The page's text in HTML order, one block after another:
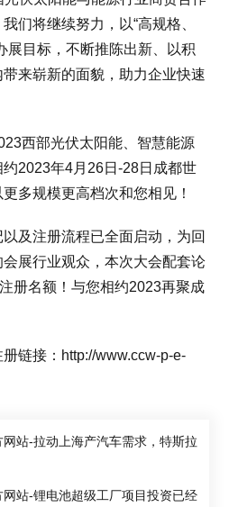
们将继续努力，以“高规格、
展目标，不断推陈出新、以积
来崭新的面貌，助力企业快速
西部光伏太阳能、智慧能源
2023年4月26日-28日成都世
多规模更高档次和您相见！
及注册流程已全面启动，为回
展行业观众，本次大会配套论
册名额！与您相约2023再聚成
册链接：http://www.ccw-p-e-
网站-拉动上海产汽车需求，特斯拉
站-锂电池超级工厂项目投资已经